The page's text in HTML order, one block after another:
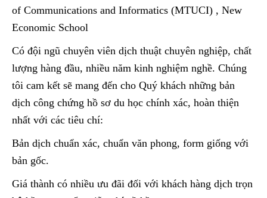
of Communications and Informatics (MTUCI) , New
Economic School
Có đội ngũ chuyên viên dịch thuật chuyên nghiệp, chất
lượng hàng đầu, nhiều năm kinh nghiệm nghề. Chúng
tôi cam kết sẽ mang đến cho Quý khách những bản
dịch công chứng hồ sơ du học chính xác, hoàn thiện
nhất với các tiêu chí:
Bản dịch chuẩn xác, chuẩn văn phong, form giống với
bản gốc.
Giá thành có nhiều ưu đãi đối với khách hàng dịch trọn